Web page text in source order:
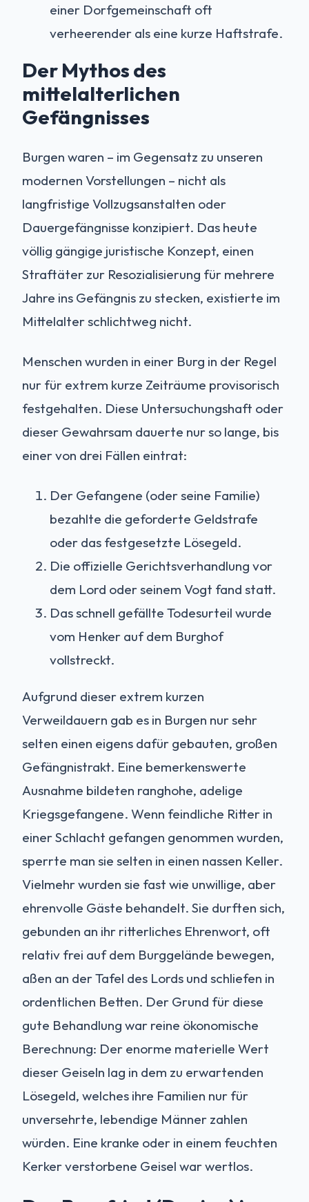
einer Dorfgemeinschaft oft
verheerender als eine kurze Haftstrafe.
Der Mythos des
mittelalterlichen
Gefängnisses
Burgen waren – im Gegensatz zu unseren
modernen Vorstellungen – nicht als
langfristige Vollzugsanstalten oder
Dauergefängnisse konzipiert. Das heute
völlig gängige juristische Konzept, einen
Straftäter zur Resozialisierung für mehrere
Jahre ins Gefängnis zu stecken, existierte im
Mittelalter schlichtweg nicht.
Menschen wurden in einer Burg in der Regel
nur für extrem kurze Zeiträume provisorisch
festgehalten. Diese Untersuchungshaft oder
dieser Gewahrsam dauerte nur so lange, bis
einer von drei Fällen eintrat:
Der Gefangene (oder seine Familie)
bezahlte die geforderte Geldstrafe
oder das festgesetzte Lösegeld.
Die offizielle Gerichtsverhandlung vor
dem Lord oder seinem Vogt fand statt.
Das schnell gefällte Todesurteil wurde
vom Henker auf dem Burghof
vollstreckt.
Aufgrund dieser extrem kurzen
Verweildauern gab es in Burgen nur sehr
selten einen eigens dafür gebauten, großen
Gefängnistrakt. Eine bemerkenswerte
Ausnahme bildeten ranghohe, adelige
Kriegsgefangene. Wenn feindliche Ritter in
einer Schlacht gefangen genommen wurden,
sperrte man sie selten in einen nassen Keller.
Vielmehr wurden sie fast wie unwillige, aber
ehrenvolle Gäste behandelt. Sie durften sich,
gebunden an ihr ritterliches Ehrenwort, oft
relativ frei auf dem Burggelände bewegen,
aßen an der Tafel des Lords und schliefen in
ordentlichen Betten. Der Grund für diese
gute Behandlung war reine ökonomische
Berechnung: Der enorme materielle Wert
dieser Geiseln lag in dem zu erwartenden
Lösegeld, welches ihre Familien nur für
unversehrte, lebendige Männer zahlen
würden. Eine kranke oder in einem feuchten
Kerker verstorbene Geisel war wertlos.